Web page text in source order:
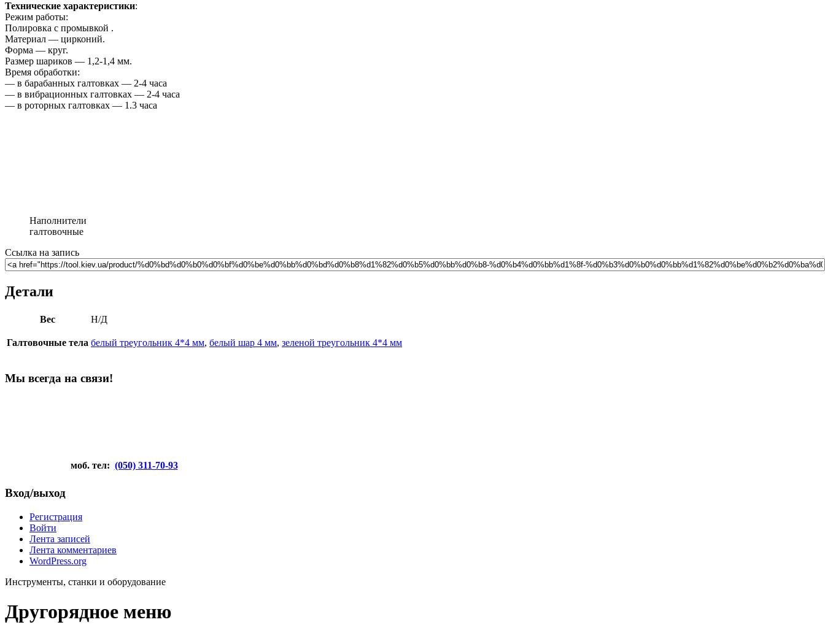
Технические характеристики:
Режим работы:
Полировка с промывкой .
Материал — цирконий.
Форма — круг.
Размер шариков — 1,2-1,4 мм.
Время обработки:
— в барабанных галтовках — 2-4 часа
— в вибрационных галтовках — 2-4 часа
— в роторных галтовках — 1.3 часа
Наполнители
галтовочные
Ссылка на запись
Детали
Вес Н/Д
Галтовочные тела белый треугольник 4*4 мм, белый шар 4 мм, зеленой треугольник 4*4 мм
Мы всегда на связи!
моб. тел: (050) 311-70-93
Вход/выход
Регистрация
Войти
Лента записей
Лента комментариев
WordPress.org
Инструменты, станки и оборудование
Другорядное меню